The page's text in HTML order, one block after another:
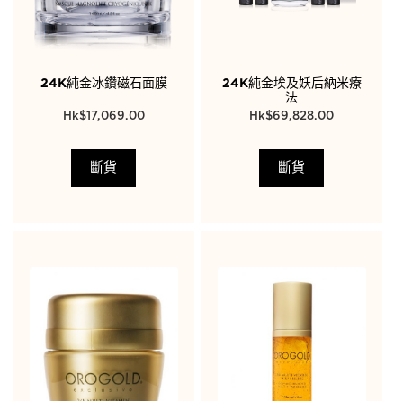
24K純金冰鑽磁石面膜
$17,069.00
斷貨
24K純金埃及妖后納米療
法
$69,828.00
斷貨